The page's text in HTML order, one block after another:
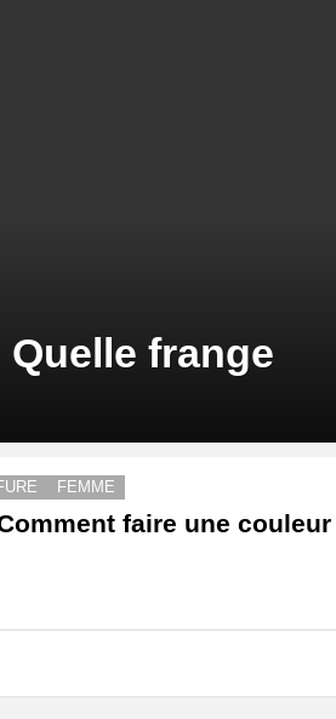
frange
FEMME
faire une couleur